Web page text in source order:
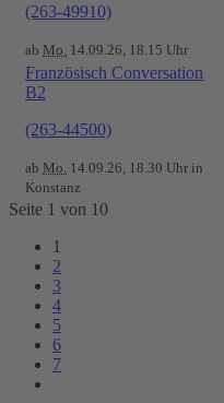
(263-49910)
ab Mo. 14.09.26, 18.15 Uhr
Französisch Conversation
B2
(263-44500)
ab Mo. 14.09.26, 18.30 Uhr in
Konstanz
Seite 1 von 10
1
2
3
4
5
6
7